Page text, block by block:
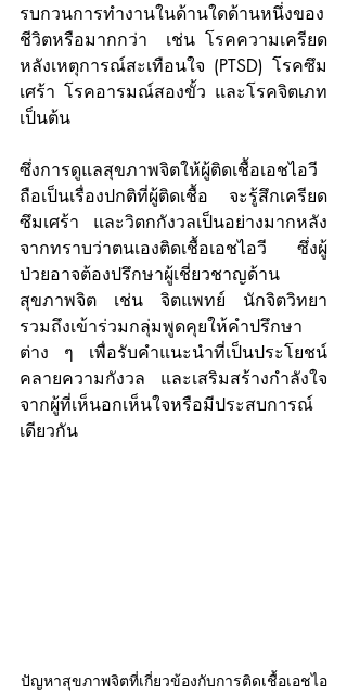
รบกวนการทำงานในด้านใดด้านหนึ่งของ
ชีวิตหรือมากกว่า  เช่น โรคความเครียด
หลังเหตุการณ์สะเทือนใจ (PTSD) โรคซึม
เศร้า โรคอารมณ์สองขั้ว และโรคจิตเภท
เป็นต้น
ซึ่งการดูแลสุขภาพจิตให้ผู้ติดเชื้อเอชไอวี
ถือเป็นเรื่องปกติที่ผู้ติดเชื้อ จะรู้สึกเครียด
ซึมเศร้า และวิตกกังวลเป็นอย่างมากหลัง
จากทราบว่าตนเองติดเชื้อเอชไอวี ซึ่งผู้
ป่วยอาจต้องปรึกษาผู้เชี่ยวชาญด้าน
สุขภาพจิต เช่น จิตแพทย์ นักจิตวิทยา
รวมถึงเข้าร่วมกลุ่มพูดคุยให้คำปรึกษา
ต่าง ๆ เพื่อรับคำแนะนำที่เป็นประโยชน์
คลายความกังวล และเสริมสร้างกำลังใจ
จากผู้ที่เห็นอกเห็นใจหรือมีประสบการณ์
เดียวกัน
ปัญหาสุขภาพจิตที่เกี่ยวข้องกับการติดเชื้อเอชไอ